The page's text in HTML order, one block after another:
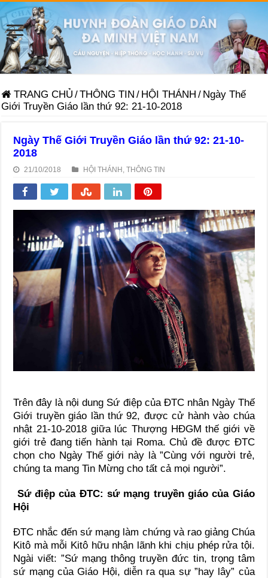
TRANG CHỦ /THÔNG TIN / HỘI THÁNH / Ngày Thế
Giới Truyền Giáo lần thứ 92: 21-10-2018
Ngày Thế Giới Truyền Giáo lần thứ 92: 21-10-
2018
21/10/2018 HỘI THÁNH ,THÔNG TIN
Trên đây là nội dung Sứ điệp của ĐTC nhân Ngày Thế
Giới truyền giáo lần thứ 92, được cử hành vào chúa
nhật 21-10-2018 giữa lúc Thượng HĐGM thế giới về
giới trẻ đang tiến hành tại Roma. Chủ đề được ĐTC
chọn cho Ngày Thế giới này là ”Cùng với người trẻ,
chúng ta mang Tin Mừng cho tất cả mọi người”.
Sứ điệp của ĐTC: sứ mạng truyền giáo của Giáo
Hội
ĐTC nhắc đến sứ mạng làm chứng và rao giảng Chúa
Kitô mà mỗi Kitô hữu nhận lãnh khi chịu phép rửa tội.
Ngài viết: ”Sứ mạng thông truyền đức tin, trọng tâm
sứ mạng của Giáo Hội, diễn ra qua sự ”hay lây” của